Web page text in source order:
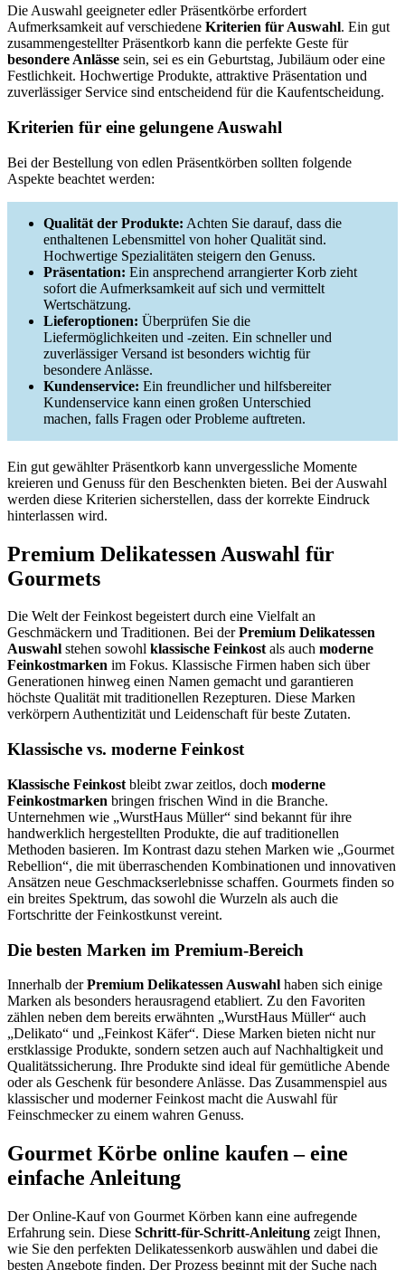
Die Auswahl geeigneter edler Präsentkörbe erfordert
Aufmerksamkeit auf verschiedene Kriterien für Auswahl. Ein gut
zusammengestellter Präsentkorb kann die perfekte Geste für
besondere Anlässe sein, sei es ein Geburtstag, Jubiläum oder eine
Festlichkeit. Hochwertige Produkte, attraktive Präsentation und
zuverlässiger Service sind entscheidend für die Kaufentscheidung.
Kriterien für eine gelungene Auswahl
Bei der Bestellung von edlen Präsentkörben sollten folgende
Aspekte beachtet werden:
Qualität der Produkte: Achten Sie darauf, dass die
enthaltenen Lebensmittel von hoher Qualität sind.
Hochwertige Spezialitäten steigern den Genuss.
Präsentation: Ein ansprechend arrangierter Korb zieht
sofort die Aufmerksamkeit auf sich und vermittelt
Wertschätzung.
Lieferoptionen: Überprüfen Sie die
Liefermöglichkeiten und -zeiten. Ein schneller und
zuverlässiger Versand ist besonders wichtig für
besondere Anlässe.
Kundenservice: Ein freundlicher und hilfsbereiter
Kundenservice kann einen großen Unterschied
machen, falls Fragen oder Probleme auftreten.
Ein gut gewählter Präsentkorb kann unvergessliche Momente
kreieren und Genuss für den Beschenkten bieten. Bei der Auswahl
werden diese Kriterien sicherstellen, dass der korrekte Eindruck
hinterlassen wird.
Premium Delikatessen Auswahl für
Gourmets
Die Welt der Feinkost begeistert durch eine Vielfalt an
Geschmäckern und Traditionen. Bei derPremium Delikatessen
Auswahl stehen sowohl klassische Feinkostals auch moderne
Feinkostmarken im Fokus. Klassische Firmen haben sich über
Generationen hinweg einen Namen gemacht und garantieren
höchste Qualität mit traditionellen Rezepturen. Diese Marken
verkörpern Authentizität und Leidenschaft für beste Zutaten.
Klassische vs. moderne Feinkost
Klassische Feinkost bleibt zwar zeitlos, doch moderne
Feinkostmarken bringen frischen Wind in die Branche.
Unternehmen wie „WurstHaus Müller“ sind bekannt für ihre
handwerklich hergestellten Produkte, die auf traditionellen
Methoden basieren. Im Kontrast dazu stehen Marken wie „Gourmet
Rebellion“, die mit überraschenden Kombinationen und innovativen
Ansätzen neue Geschmackserlebnisse schaffen. Gourmets finden so
ein breites Spektrum, das sowohl die Wurzeln als auch die
Fortschritte der Feinkostkunst vereint.
Die besten Marken im Premium-Bereich
Innerhalb derPremium Delikatessen Auswahl haben sich einige
Marken als besonders herausragend etabliert. Zu den Favoriten
zählen neben dem bereits erwähnten „WurstHaus Müller“ auch
„Delikato“ und „Feinkost Käfer“. Diese Marken bieten nicht nur
erstklassige Produkte, sondern setzen auch auf Nachhaltigkeit und
Qualitätssicherung. Ihre Produkte sind ideal für gemütliche Abende
oder als Geschenk für besondere Anlässe. Das Zusammenspiel aus
klassischer und moderner Feinkost macht die Auswahl für
Feinschmecker zu einem wahren Genuss.
Gourmet Körbe online kaufen – eine
einfache Anleitung
Der Online-Kauf von Gourmet Körben kann eine aufregende
Erfahrung sein. Diese Schritt-für-Schritt-Anleitung zeigt Ihnen,
wie Sie den perfekten Delikatessenkorb auswählen und dabei die
besten Angebote finden. Der Prozess beginnt mit der Suche nach